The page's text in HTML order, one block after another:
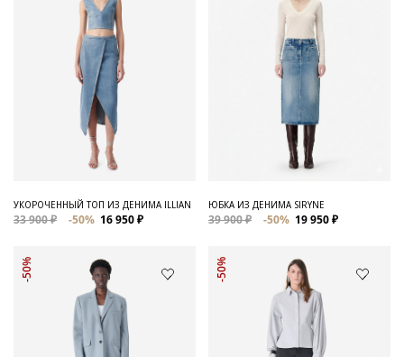
УКОРОЧЕННЫЙ ТОП ИЗ ДЕНИМА ILLIAN
33 900 ₽ -50% 16 950 ₽
ЮБКА ИЗ ДЕНИМА SIRYNE
39 900 ₽ -50% 19 950 ₽
-50% -50%